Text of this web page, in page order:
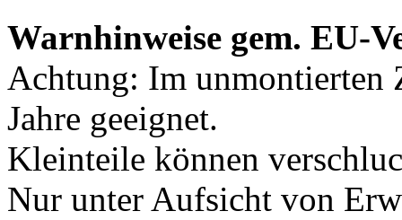
Warnhinweise gem. EU-
Achtung: Im unmontierten
Jahre geeignet.
Kleinteile können
Nur unter Aufsicht von